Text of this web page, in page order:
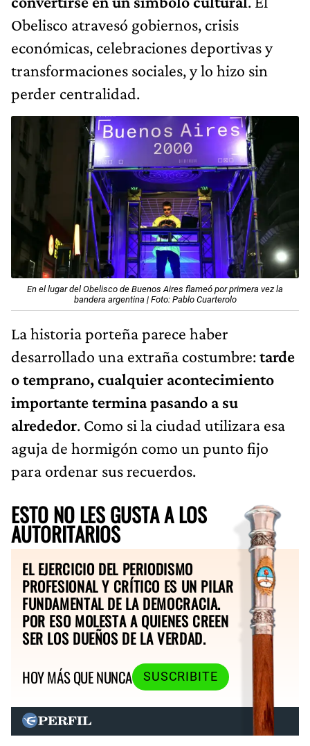
Obelisco atravesó gobiernos, crisis
económicas, celebraciones deportivas y
transformaciones sociales, y lo hizo sin
perder centralidad.
En el lugar del Obelisco de Buenos Aires flameó por primera vez la
bandera argentina | Foto: Pablo Cuarterolo
La historia porteña parece haber
desarrollado una extraña costumbre:tarde
o temprano, cualquier acontecimiento
importante termina pasando a su
alrededor. Como si la ciudad utilizara esa
aguja de hormigón como un punto fijo
para ordenar sus recuerdos.
ESTO NO LES GUSTA A LOS
AUTORITARIOS
EL EJERCICIO DEL PERIODISMO
PROFESIONAL Y CRÍTICO ES UN PILAR
FUNDAMENTAL DE LA DEMOCRACIA.
POR ESO MOLESTA A QUIENES CREEN
SER LOS DUEÑOS DE LA VERDAD.
HOY MÁS QUE NUNCA
SUSCRIBITE